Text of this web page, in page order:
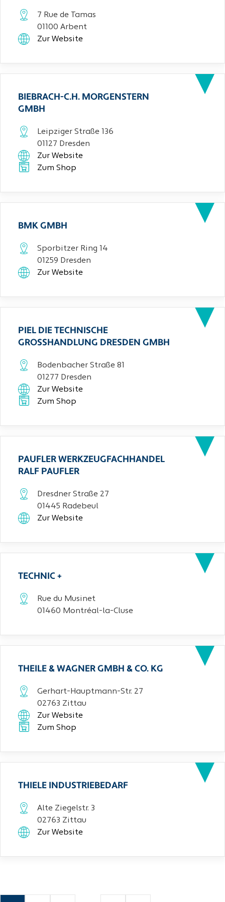
7 Rue de Tamas
01100 Arbent
Zur Website
BIEBRACH-C.H. MORGENSTERN
GMBH
Leipziger Straße 136
01127 Dresden
Zur Website
Zum Shop
BMK GMBH
Sporbitzer Ring 14
01259 Dresden
Zur Website
PIEL DIE TECHNISCHE
GROSSHANDLUNG DRESDEN GMBH
Bodenbacher Straße 81
01277 Dresden
Zur Website
Zum Shop
PAUFLER WERKZEUGFACHHANDEL
RALF PAUFLER
Dresdner Straße 27
01445 Radebeul
Zur Website
TECHNIC +
Rue du Musinet
01460 Montréal-la-Cluse
THEILE & WAGNER GMBH & CO. KG
Gerhart-Hauptmann-Str. 27
02763 Zittau
Zur Website
Zum Shop
THIELE INDUSTRIEBEDARF
Alte Ziegelstr. 3
02763 Zittau
Zur Website